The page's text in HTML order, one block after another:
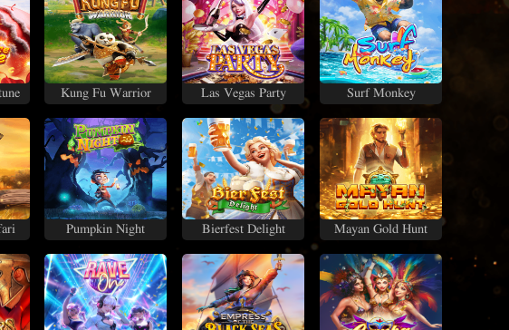
Kung Fu Warrior Las Vegas Party Surf Monkey
Pumpkin Night Bierfest Delight Mayan Gold Hunt